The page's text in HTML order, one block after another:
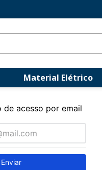
Material Elétrico
de acesso por email
Enviar